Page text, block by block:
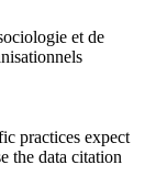
et de
practices expect
the data citation